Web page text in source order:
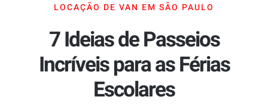
LOCAÇÃO DE VAN EM SÃO PAULO
7 Ideias de Passeios
Incríveis para as Férias
Escolares